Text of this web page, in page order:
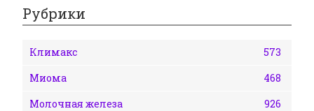
Рубрики
Климакс
573
Миома
468
Молочная железа
926